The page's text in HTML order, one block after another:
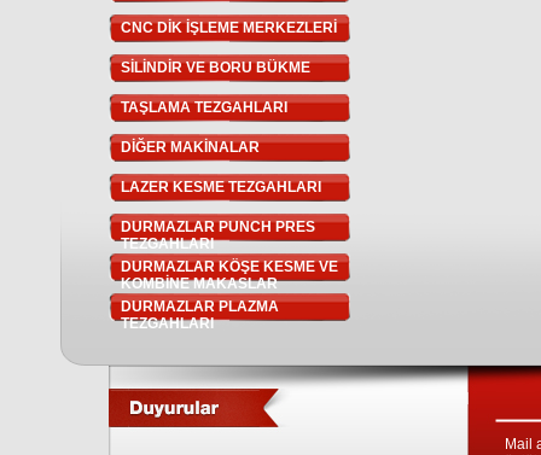
CNC DİK İŞLEME MERKEZLERİ
SİLİNDİR VE BORU BÜKME
TAŞLAMA TEZGAHLARI
DİĞER MAKİNALAR
LAZER KESME TEZGAHLARI
DURMAZLAR PUNCH PRES
TEZGAHLARI
DURMAZLAR KÖŞE KESME VE
KOMBİNE MAKASLAR
DURMAZLAR PLAZMA
TEZGAHLARI
Mail